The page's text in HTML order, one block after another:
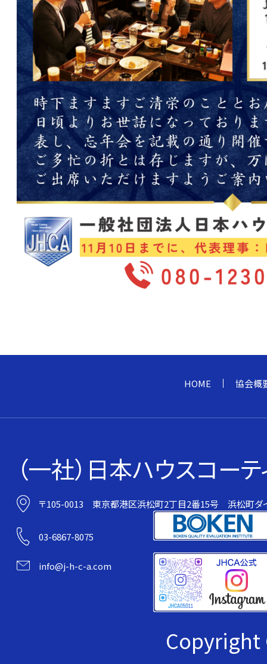
HOME 協会概
（一社）日本ハウスコー
〒105-0013 東京都港区浜松町2丁目2番15号 浜松町ダ
03-6867-8075
info@j-h-c-a.com
Copyright